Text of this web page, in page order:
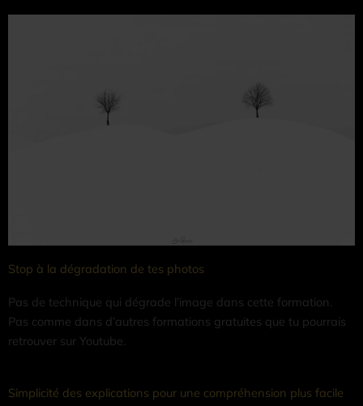
Stop à la dégradation de tes photos
Pas de technique qui dégrade l’image dans cette formation.
Pas comme dans d’autres formations gratuites que tu pourrais
retrouver sur Youtube.
Simplicité des explications pour une compréhension plus facile